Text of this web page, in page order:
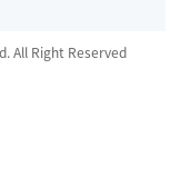
All Right Reserved